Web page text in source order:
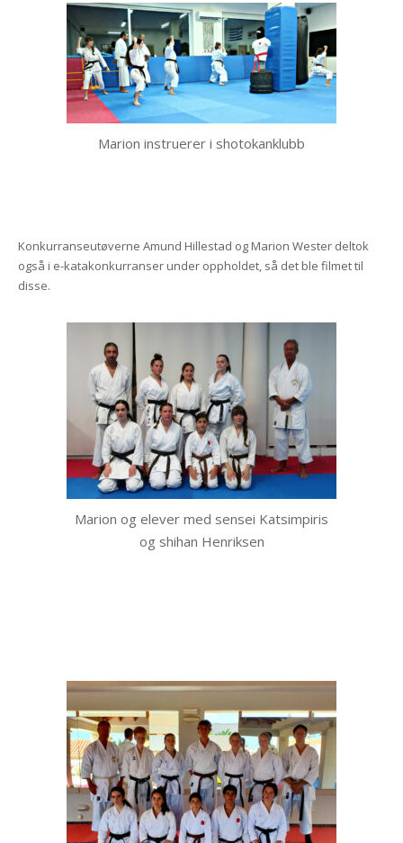
Marion instruerer i shotokanklubb
Konkurranseutøverne Amund Hillestad og Marion Wester deltok
også i e-katakonkurranser under oppholdet, så det ble filmet til
disse.
Marion og elever med sensei Katsimpiris
og shihan Henriksen